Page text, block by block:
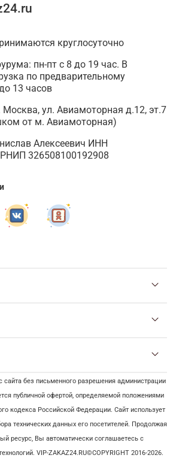
круглосуточно
пн-пт с 8 до 19 час. В
по предварительному
13 часов
ул. Авиамоторная д.12, эт.7
от м. Авиамоторная)
Алексеевич ИНН
326508100192908
сайта без письменного разрешения администрации
публичной офертой, определяемой положениями
кодекса Российской Федерации. Сайт использует
технических данных его посетителей. Продолжая
ресурс, Вы автоматически соглашаетесь с
VIP-ZAKAZ24.RU©COPYRIGHT 2016-2026.